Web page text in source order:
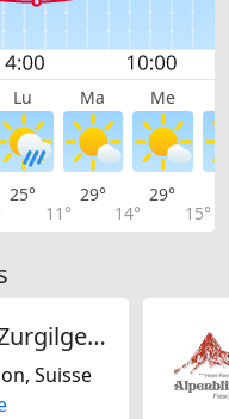
Lu Ma Me
25°
11°
29°
14°
29°
15°
Café-Bäckerei Zurgilgen AG
Suisse